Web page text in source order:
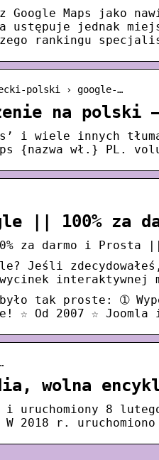
Google Maps jako
ustępuje jednak
rankingu
polski › google-…
na
i wiele innych
{nazwa wł.} PL.
|| 100% za
za darmo i
Jeśli
interaktywnej
tak proste: ➀
Od 2007 ☆ Joomla i
wolna
i uruchomiony 8
2018 r.